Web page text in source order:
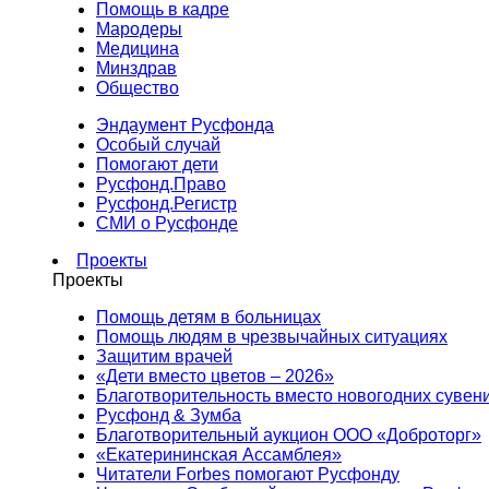
Помощь в кадре
Мародеры
Медицина
Минздрав
Общество
Эндаумент Русфонда
Особый случай
Помогают дети
Русфонд.Право
Русфонд.Регистр
СМИ о Русфонде
Проекты
Проекты
Помощь детям в больницах
Помощь людям в чрезвычайных ситуациях
Защитим врачей
«Дети вместо цветов – 2026»
Благотворительность вместо новогодних
Русфонд & Зумба
Благотворительный аукцион ООО «Доброторг»
«Екатерининская Ассамблея»
Читатели Forbes помогают Русфонду